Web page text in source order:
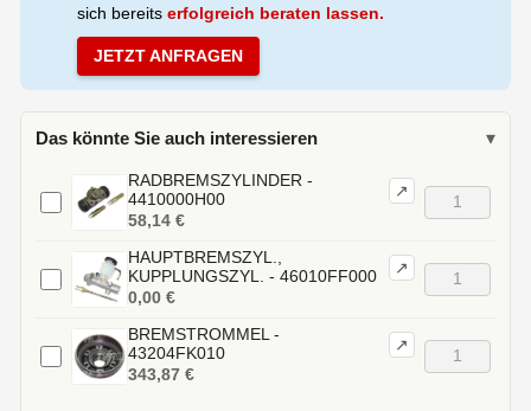
sich bereits erfolgreich beraten lassen.
JETZT ANFRAGEN
Das könnte Sie auch interessieren ▾
RADBREMSZYLINDER -
4410000H00
↗
58,14 €
HAUPTBREMSZYL.,
KUPPLUNGSZYL. - 46010FF000
↗
0,00 €
BREMSTROMMEL -
43204FK010
↗
343,87 €